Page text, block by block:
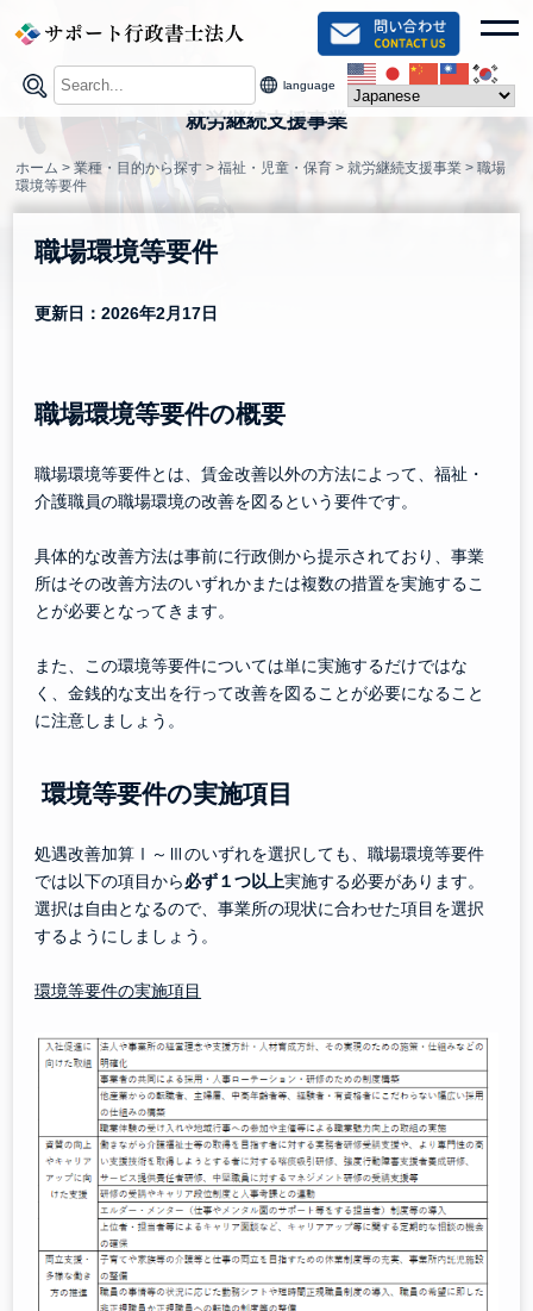
content
language
就労継続支援事業
ホーム >業種・目的から探す >福祉・児童・保育 >就労継続支援事業 >職場
環境等要件
職場環境等要件
更新日：2026年2月17日
職場環境等要件の概要
職場環境等要件とは、賃金改善以外の方法によって、福祉・
介護職員の職場環境の改善を図るという要件です。
具体的な改善方法は事前に行政側から提示されており、事業
所はその改善方法のいずれかまたは複数の措置を実施するこ
とが必要となってきます。
また、この環境等要件については単に実施するだけではな
く、金銭的な支出を行って改善を図ることが必要になること
に注意しましょう。
環境等要件の実施項目
処遇改善加算Ⅰ～Ⅲのいずれを選択しても、職場環境等要件
では以下の項目から必ず１つ以上実施する必要があります。
選択は自由となるので、事業所の現状に合わせた項目を選択
するようにしましょう。
環境等要件の実施項目